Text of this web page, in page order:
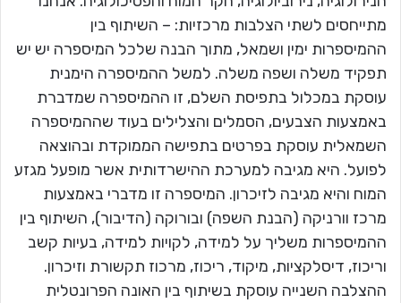
מתייחסים לשתי הצלבות מרכזיות: – השיתוף בין
ההמיספרות ימין ושמאל, מתוך הבנה שלכל המיספרה יש יש
תפקיד משלה ושפה משלה. למשל ההמיספרה הימנית
עוסקת במכלול בתפיסת השלם, זו ההמיספרה שמדברת
באמצעות הצבעים, הסמלים והצלילים בעוד שההמיספרה
השמאלית עוסקת בפרטים בתפישה הממוקדת ובהוצאה
לפועל. היא מגיבה למערכת ההישרדותית אשר מופעל מגזע
המוח והיא מגיבה לזיכרון. המיספרה זו מדברי באמצעות
מרכז וורניקה (הבנת השפה) ובורוקה (הדיבור), השיתוף בין
ההמיספרות משליך על למידה, לקויות למידה, בעיות קשב
וריכוז, דיסלקציות, מיקוד, ריכוז, מרכוז תקשורת וזיכרון.
ההצלבה השנייה עוסקת בשיתוף בין האונה הפרונטלית